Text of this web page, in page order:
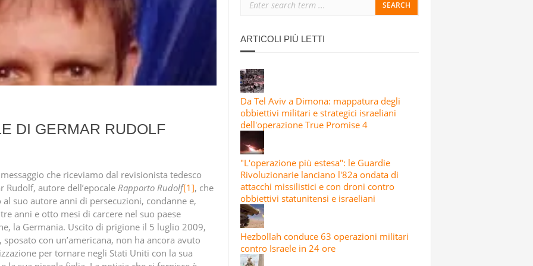
PERCHÉ SIAMO CON L’IRAN
PIÙ ESTESA”: LE GUARDIE RIVOLUZIONARIE LANCIANO L’82A ONDATA DI ATTACCHI MISSILISTICI E
CONTRO OBBIETTIVI STATUNITENSI E ISRAELIANI
DI GERMAR RUDOLF
che riceviamo dal revisionista tedesco
Rudolf, autore dell’epocale Rapporto Rudolf[1], che
al suo autore anni di persecuzioni, condanne e,
anni e otto mesi di carcere nel suo paese
la Germania. Uscito di prigione il 5 luglio 2009,
sposato con un’americana, non ha ancora avuto
per tornare negli Stati Uniti con la sua
ARTICOLI PIÙ LETTI
Da Tel Aviv a Dimona: mappatura degli
obbiettivi militari e strategici israeliani
dell'operazione True Promise 4
"L'operazione più estesa": le Guardie
Rivoluzionarie lanciano l'82a ondata di
attacchi missilistici e con droni contro
obbiettivi statunitensi e israeliani
Hezbollah conduce 63 operazioni militari
contro Israele in 24 ore